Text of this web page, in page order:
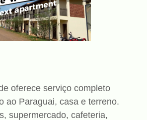
oferece serviço completo
ao Paraguai, casa e terreno.
supermercado, cafeteria,